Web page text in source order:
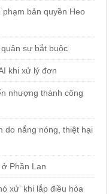
phạm bản quyền Heo
sự bắt buộc
khi xử lý đơn
nhượng thành công
do nắng nóng, thiệt hại
Phần Lan
xử' khi lắp điều hòa